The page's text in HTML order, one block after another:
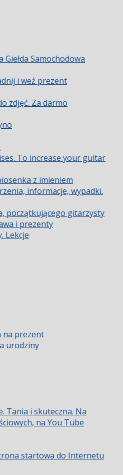
Samochodowa
i weź prezent
zdjęć. Za darmo
To increase your guitar
z imieniem
informacje, wypadki.
początkującego gitarzysty
i prezenty
Lekcje
na prezent
urodziny
Tania i skuteczna. Na
na You Tube
startowa do Internetu